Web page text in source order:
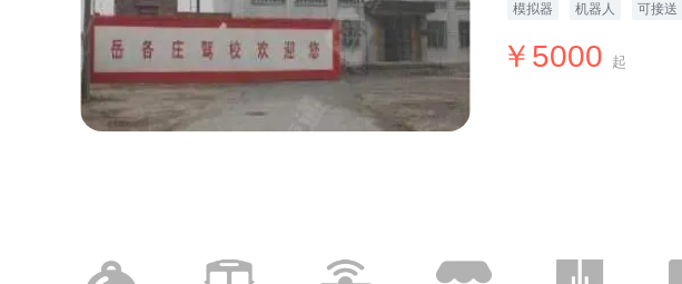
模拟器 机器人 可接送
￥5000 起